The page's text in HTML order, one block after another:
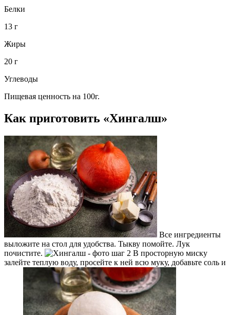
Белки
13 г
Жиры
20 г
Углеводы
Пищевая ценность на 100г.
Как приготовить «Хингалш»
Все ингредиенты
выложите на стол для удобства. Тыкву помойте. Лук
почистите.
В просторную миску
залейте теплую воду, просейте к ней всю муку, добавьте соль и